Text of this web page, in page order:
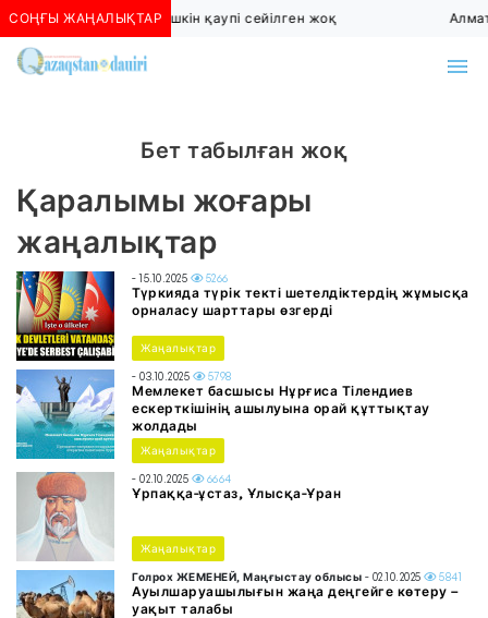
СОҢҒЫ ЖАҢАЛЫҚТАР
Алматыда көшкін қаупі сейілген жоқ
Бет табылған жоқ
Қаралымы жоғары
жаңалықтар
- 15.10.2025 5266
Түркияда түрік текті шетелдіктердің жұмысқа
орналасу шарттары өзгерді
Жаңалықтар
- 03.10.2025 5798
Мемлекет басшысы Нұрғиса Тілендиев
ескерткішінің ашылуына орай құттықтау
жолдады
Жаңалықтар
- 02.10.2025 6664
Ұрпаққа-ұстаз, Ұлысқа-Ұран
Жаңалықтар
Голрох ЖЕМЕНЕЙ, Маңғыстау облысы - 02.10.2025 5841
Ауылшаруашылығын жаңа деңгейге көтеру –
уақыт талабы